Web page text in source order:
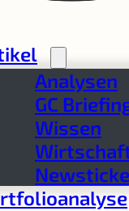
Analysen
GC
Wissen